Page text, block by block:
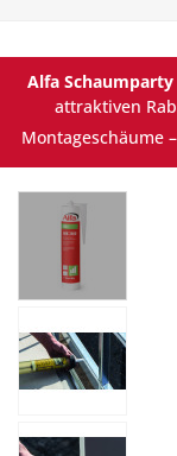
Alfa
attraktiven
Montageschäume